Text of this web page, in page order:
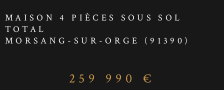
ALERTE MAIL
MAISON 4 PIÈCES SOUS SOL
TOTAL
MORSANG-SUR-ORGE (91390)
259 990 €